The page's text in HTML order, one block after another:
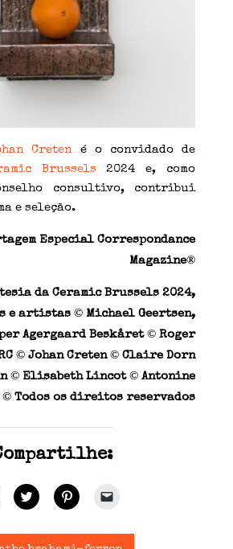
Cretené o convidado de
Brussels 2024 e, como
consultivo, contribui
e seleção.
Especial Correspondance
Magazine®
da Ceramic Brussels 2024,
e artistas ©Michael Geertsen,
Agergaard Beskåret©Roger
©Johan Creten ©Claire Dorn
©Elisabeth Lincot ©Antonine
© Todos os direitos reservados
C
l
u
C
l
u u